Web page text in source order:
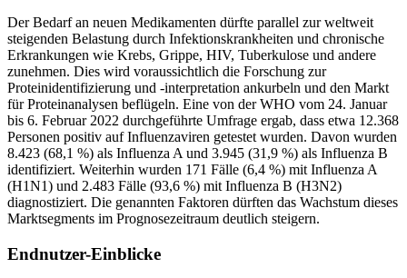
Der Bedarf an neuen Medikamenten dürfte parallel zur weltweit
steigenden Belastung durch Infektionskrankheiten und chronische
Erkrankungen wie Krebs, Grippe, HIV, Tuberkulose und andere
zunehmen. Dies wird voraussichtlich die Forschung zur
Proteinidentifizierung und -interpretation ankurbeln und den Markt
für Proteinanalysen beflügeln. Eine von der WHO vom 24. Januar
bis 6. Februar 2022 durchgeführte Umfrage ergab, dass etwa 12.368
Personen positiv auf Influenzaviren getestet wurden. Davon wurden
8.423 (68,1 %) als Influenza A und 3.945 (31,9 %) als Influenza B
identifiziert. Weiterhin wurden 171 Fälle (6,4 %) mit Influenza A
(H1N1) und 2.483 Fälle (93,6 %) mit Influenza B (H3N2)
diagnostiziert. Die genannten Faktoren dürften das Wachstum dieses
Marktsegments im Prognosezeitraum deutlich steigern.
Endnutzer-Einblicke